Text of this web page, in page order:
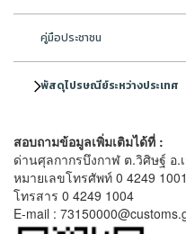
คู่มือประชาชน
พัสดุไปรษณีย์ระหว่างประเทศ
สอบถามข้อมูลเพิ่มเติมได้ที่ :
ด่านศุลกากรบึงกาฬ ต.วิศิษฐ์ อ.
หมายเลขโทรศัพท์ 0 4249
โทรสาร 0 4249 1004
E-mail :